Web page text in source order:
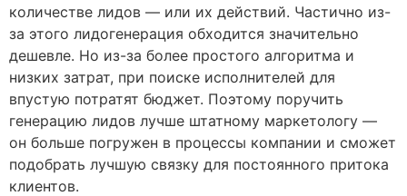
количестве лидов — или их действий. Частично из-
за этого лидогенерация обходится значительно
дешевле. Но из-за более простого алгоритма и
низких затрат, при поиске исполнителей для
впустую потратят бюджет. Поэтому поручить
генерацию лидов лучше штатному маркетологу —
он больше погружен в процессы компании и сможет
подобрать лучшую связку для постоянного притока
клиентов.